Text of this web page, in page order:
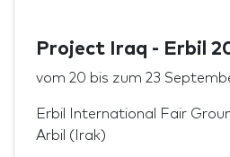
Project Iraq - Erbil
vom 20 bis zum 23
Erbil International Fair
Arbil (Irak)